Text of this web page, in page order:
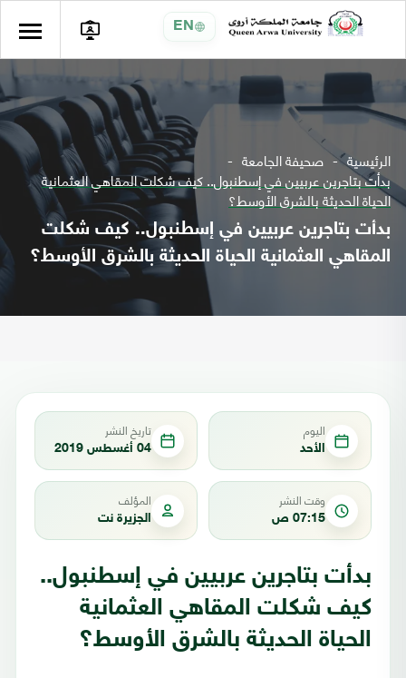
EN
الرئيسية صحيفة الجامعة
بدأت بتاجرين عربيين في إسطنبول.. كيف شكلت المقاهي العثمانية
الحياة الحديثة بالشرق الأوسط؟
بدأت بتاجرين عربيين في إسطنبول.. كيف شكلت
المقاهي العثمانية الحياة الحديثة بالشرق الأوسط؟
اليوم
الأحد
تاريخ النشر
04 أغسطس 2019
وقت النشر
07:15 ص
المؤلف
الجزيرة نت
بدأت بتاجرين عربيين في إسطنبول..
كيف شكلت المقاهي العثمانية
الحياة الحديثة بالشرق الأوسط؟